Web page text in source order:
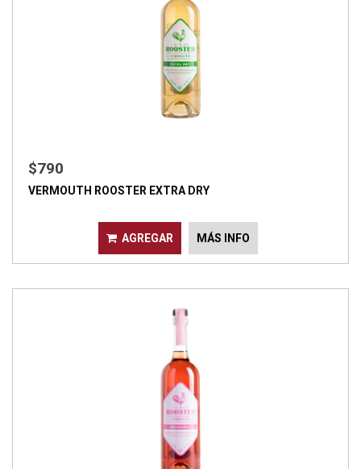
$790
VERMOUTH ROOSTER EXTRA DRY
AGREGAR MÁS INFO